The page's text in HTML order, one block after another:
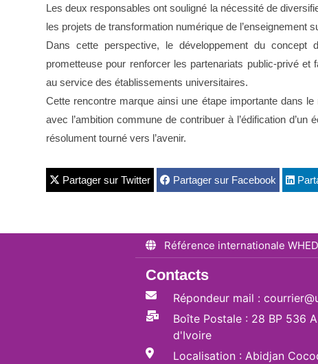
Les deux responsables ont souligné la nécessité de
les projets de transformation numérique de l’enseignement
Dans cette perspective, le développement du concept
prometteuse pour renforcer les partenariats public-privé et
au service des établissements universitaires.
Cette rencontre marque ainsi une étape importante dans
avec l’ambition commune de contribuer à l’édification
résolument tourné vers l’avenir.
Partager sur Twitter Partager sur Facebook